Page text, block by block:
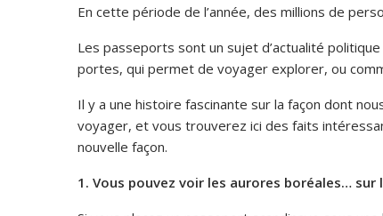
En cette période de l’année, des millions de
Les passeports sont un sujet d’actualité
portes, qui permet de voyager explorer, ou
Il y a une histoire fascinante sur la façon dont
voyager, et vous trouverez ici des faits
nouvelle façon.
1. Vous pouvez voir les aurores boréales… sur